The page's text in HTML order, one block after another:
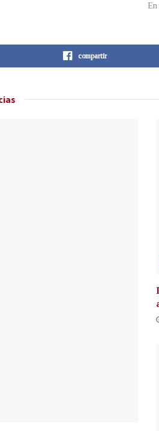
compartir